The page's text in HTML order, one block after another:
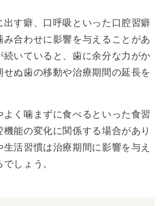
す癖、口呼吸といった口腔習癖
合わせに影響を与えることがあ
続いていると、歯に余分な力がか
ぬ歯の移動や治療期間の延長を
よく噛まずに食べるといった食習
能の変化に関係する場合があり
活習慣は治療期間に影響を与え
しょう。